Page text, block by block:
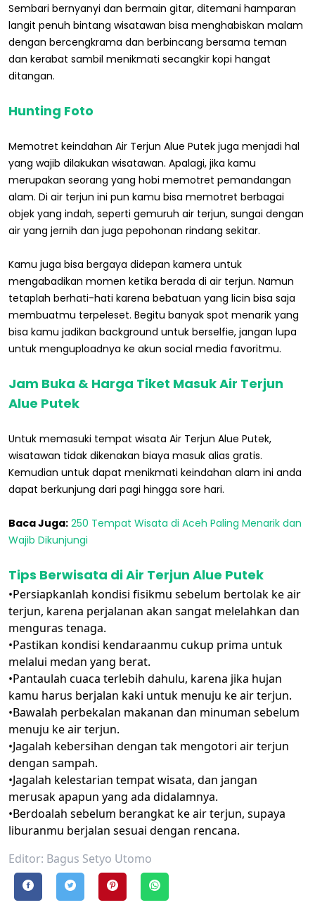
Sembari bernyanyi dan bermain gitar, ditemani hamparan
langit penuh bintang wisatawan bisa menghabiskan malam
dengan bercengkrama dan berbincang bersama teman
dan kerabat sambil menikmati secangkir kopi hangat
ditangan.
Hunting Foto
Memotret keindahan Air Terjun Alue Putek juga menjadi hal
yang wajib dilakukan wisatawan. Apalagi, jika kamu
merupakan seorang yang hobi memotret pemandangan
alam. Di air terjun ini pun kamu bisa memotret berbagai
objek yang indah, seperti gemuruh air terjun, sungai dengan
air yang jernih dan juga pepohonan rindang sekitar.
Kamu juga bisa bergaya didepan kamera untuk
mengabadikan momen ketika berada di air terjun. Namun
tetaplah berhati-hati karena bebatuan yang licin bisa saja
membuatmu terpeleset. Begitu banyak spot menarik yang
bisa kamu jadikan background untuk berselfie, jangan lupa
untuk menguploadnya ke akun social media favoritmu.
Jam Buka & Harga Tiket Masuk Air Terjun
Alue Putek
Untuk memasuki tempat wisata Air Terjun Alue Putek,
wisatawan tidak dikenakan biaya masuk alias gratis.
Kemudian untuk dapat menikmati keindahan alam ini anda
dapat berkunjung dari pagi hingga sore hari.
Baca Juga: 250 Tempat Wisata di Aceh Paling Menarik dan
Wajib Dikunjungi
Tips Berwisata di Air Terjun Alue Putek
•Persiapkanlah kondisi fisikmu sebelum bertolak ke air
terjun, karena perjalanan akan sangat melelahkan dan
menguras tenaga.
•Pastikan kondisi kendaraanmu cukup prima untuk
melalui medan yang berat.
•Pantaulah cuaca terlebih dahulu, karena jika hujan
kamu harus berjalan kaki untuk menuju ke air terjun.
•Bawalah perbekalan makanan dan minuman sebelum
menuju ke air terjun.
•Jagalah kebersihan dengan tak mengotori air terjun
dengan sampah.
•Jagalah kelestarian tempat wisata, dan jangan
merusak apapun yang ada didalamnya.
•Berdoalah sebelum berangkat ke air terjun, supaya
liburanmu berjalan sesuai dengan rencana.
Editor: Bagus Setyo Utomo